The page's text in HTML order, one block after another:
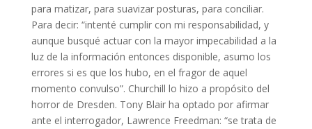
para matizar, para suavizar posturas, para conciliar.
Para decir: “intenté cumplir con mi responsabilidad, y
aunque busqué actuar con la mayor impecabilidad a la
luz de la información entonces disponible, asumo los
errores si es que los hubo, en el fragor de aquel
momento convulso”. Churchill lo hizo a propósito del
horror de Dresden. Tony Blair ha optado por afirmar
ante el interrogador, Lawrence Freedman: “se trata de